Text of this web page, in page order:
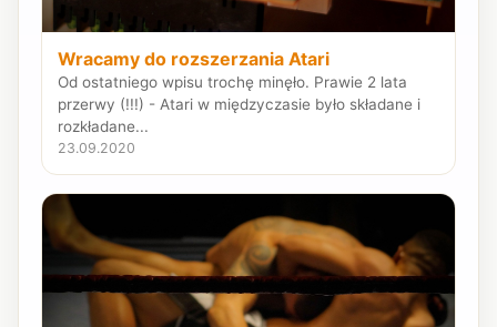
Wracamy do rozszerzania Atari
Od ostatniego wpisu trochę minęło. Prawie 2 lata
przerwy (!!!) - Atari w międzyczasie było składane i
rozkładane...
23.09.2020